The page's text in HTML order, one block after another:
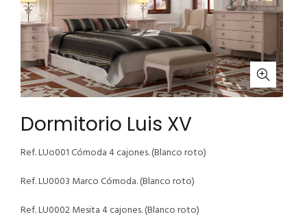
Dormitorio Luis XV
Ref. LUo001 Cómoda 4 cajones. (Blanco roto)
Ref. LU0003 Marco Cómoda. (Blanco roto)
Ref. LU0002 Mesita 4 cajones. (Blanco roto)